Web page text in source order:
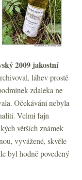
2009 jakostní
láhev prostě
zdaleka ne
Očekávání nebyla
Velmi fajn
větších známek
vyvážené, skvěle
byl hodně povedený